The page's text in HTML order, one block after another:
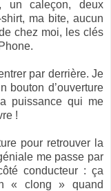
un caleçon, deux
ma bite, aucun
chez moi, les clés
par derrière. Je
bouton d’ouverture
puissance qui me
!
pour retrouver la
me passe par
conducteur : ça
« clong » quand